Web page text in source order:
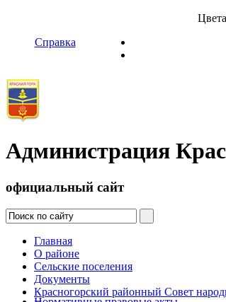
Справка
Администрация
официальный сайт
Главная
О районе
Сельские поселения
Документы
Красногорский районный Совет